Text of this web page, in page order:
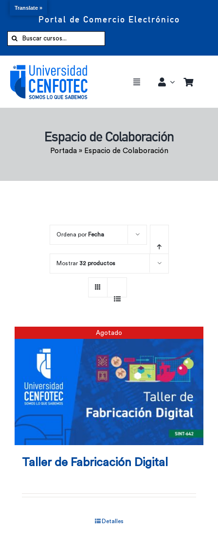
Portal de Comercio Electrónico
Buscar:
Toggle
Comprar ahora
Espacio de Colaboración
Portada» Espacio de Colaboración
Ordena por Fecha
Mostrar 32 productos
Agotado
Taller de Fabricación Digital
Detalles
Translate »